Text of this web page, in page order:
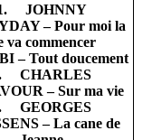
JOHNNY
– Pour moi la
va commencer
– Tout doucement
CHARLES
– Sur ma vie
GEORGES
– La cane de